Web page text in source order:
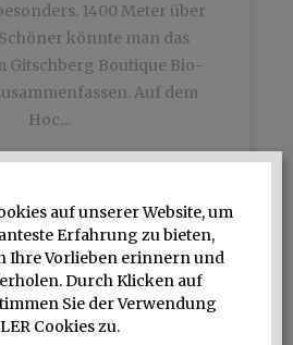
1400 Meter über
könnte man das
Gitschberg Boutique Bio-
Auf dem
Hoc...
→
Sky Hotel
auf unserer Website, um
Erfahrung zu bieten,
Ihre Vorlieben erinnern und
Durch Klicken auf
Sie der Verwendung
Cookies zu.